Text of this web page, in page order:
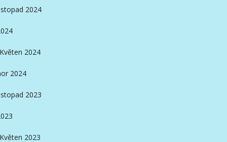
2024
2024
2024
2023
2023